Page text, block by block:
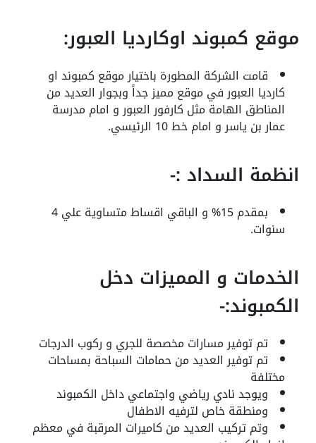
موقع كمبوند اوكارديا العبور:
قامت الشركة المطورة باختيار موقع كمبوند او
كارديا العبور في موقع مميز جداً وبجوار العديد من
المناطق الهامة مثل كارفور العبور و امام مدرسة
عمار بن ياسر و امام خط 10 الرئيسي.
انظمة السداد :-
بمقدم 15% و الباقي اقساط متساوية علي 4
سنوات.
الخدمات و المميزات دخل
الكمبوند:-
تم توفير مسارات مخصصة للجري و ركوب الدرجات
تم توفير العديد من حمامات السباحة بمساحات
مختلفة
ويوجد نادي رياضي واجتماعي داخل الكمبوند
ومنطقة خاص لترفيه الاطفال
وتم تركيب العديد من كاميرات المرقبة في معظم